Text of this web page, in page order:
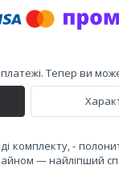
платежі. Тепер ви
комплекту, -
— найліпший